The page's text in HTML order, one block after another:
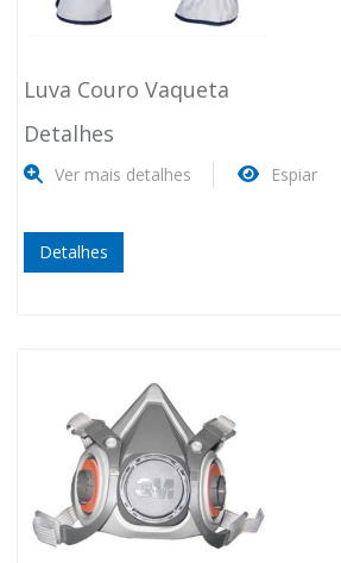
Luva Couro Vaqueta
Detalhes
Ver mais detalhes Espiar
Detalhes